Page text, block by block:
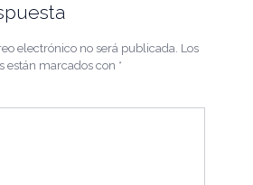
electrónico no será publicada. Los
están marcados con *